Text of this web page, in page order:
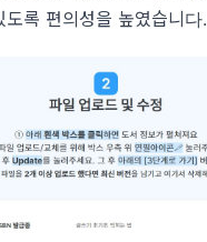
록 편의성을 높였습니다.